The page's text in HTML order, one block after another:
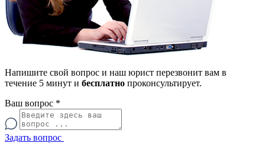
Напишите свой вопрос и наш юрист перезвонит вам в
течение 5 минут и бесплатно проконсультирует.
Ваш вопрос *
Задать вопрос